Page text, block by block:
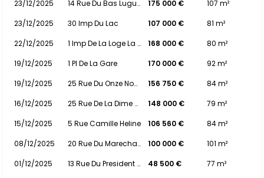
23/12/2025
14 Rue Du Bas Luguet 175 000 €
107 m²
23/12/2025
30 Imp Du Lac 107 000 €
81 m²
22/12/2025
1 Imp De La Loge La Capiniere 168 000 €
80 m²
19/12/2025
1 Pl De La Gare 170 000 €
92 m²
19/12/2025
25 Rue Du Onze Novembre 156 750 €
84 m²
16/12/2025
25 Rue De La Dime -soulbrois 148 000 €
79 m²
15/12/2025
5 Rue Camille Heline 106 560 €
84 m²
08/12/2025
20 Rue Du Marechal Foch 100 000 €
101 m²
01/12/2025
13 Rue Du President Tyndo 48 500 €
77 m²